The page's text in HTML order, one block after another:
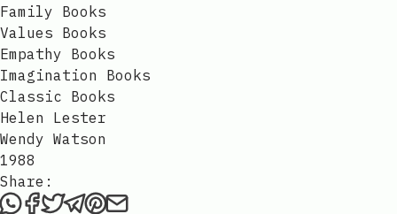
Family Books
Values Books
Empathy Books
Imagination Books
Classic Books
Helen Lester
Wendy Watson
1988
Share:
Share this review via WhatsApp
Share this review on Facebook
Tweet this review
Share this review via Telegram
Share this review on Pinterest
Share this review via email